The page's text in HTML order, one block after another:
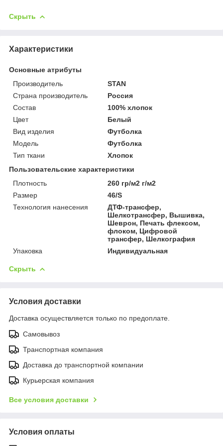
Скрыть
Характеристики
Основные атрибуты
Производитель
STAN
Страна производитель
Россия
Состав
100% хлопок
Цвет
Белый
Вид изделия
Футболка
Мoдель
Футболка
Тип ткани
Хлопок
Пользовательские характеристики
Плотность
260 гр/м2 г/м2
Размер
46/S
Технология нанесения
ДТФ-трансфер,
Шелкотрансфер, Вышивка,
Шеврон, Печать флексом,
флоком, Цифровой
трансфер, Шелкография
Упаковка
Индивидуальная
Скрыть
Условия доставки
Доставка осуществляется только по предоплате.
Самовывоз
Транспортная компания
Доставка до транспортной компании
Курьерская компания
Все условия доставки
Условия оплаты